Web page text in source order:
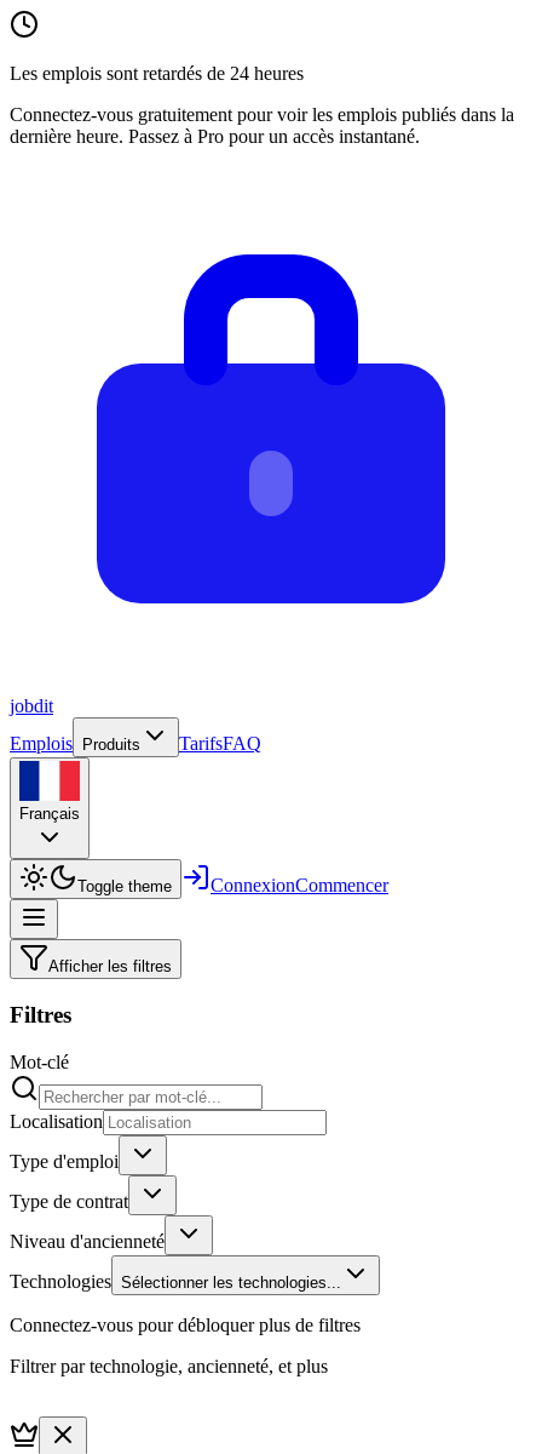
Les emplois sont retardés de 24 heures
Connectez-vous gratuitement pour voir les emplois publiés dans la
dernière heure. Passez à Pro pour un accès instantané.
jobdit
Emplois
Produits TarifsFAQ
Français
Toggle theme ConnexionCommencer
Afficher les filtres
Filtres
Mot-clé
Localisation
Type d'emploi
Type de contrat
Niveau d'ancienneté
Technologies Sélectionner les technologies...
Connectez-vous pour débloquer plus de filtres
Filtrer par technologie, ancienneté, et plus